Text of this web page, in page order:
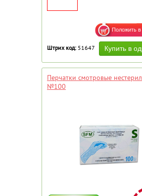
Штрих код: 51647
Перчатки смотровые
№100